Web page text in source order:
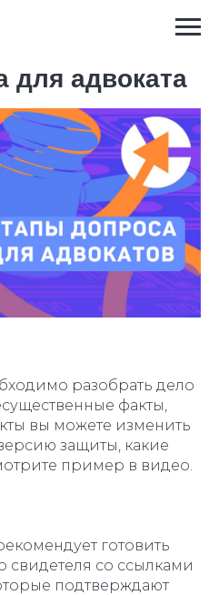
для адвоката
разобрать дело
факты,
вы можете изменить
защиты, какие
пример в видео.
готовить
свидетеля со ссылками
подтверждают